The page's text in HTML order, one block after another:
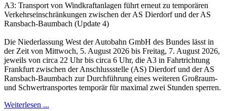
A3: Transport von Windkraftanlagen führt erneut zu temporären
Verkehrseinschränkungen zwischen der AS Dierdorf und der AS
Ransbach-Baumbach (Update 4)
Die Niederlassung West der Autobahn GmbH des Bundes lässt in
der Zeit von Mittwoch, 5. August 2026 bis Freitag, 7. August 2026,
jeweils von circa 22 Uhr bis circa 6 Uhr, die A3 in Fahrtrichtung
Frankfurt zwischen der Anschlussstelle (AS) Dierdorf und der AS
Ransbach-Baumbach zur Durchführung eines weiteren Großraum-
und Schwertransportes temporär für maximal zwei Stunden sperren.
Weiterlesen ...